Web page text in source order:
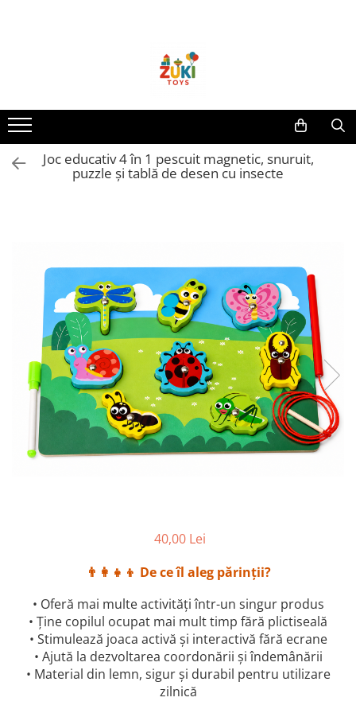
Pachete ZukiToys
Recomandari Zuki
Cadouri pentru Copii
Cadouri Aniversare
Cadouri sub 149 lei
Jucarii pe Varsta Copilului
0–12 luni
1–2 ani
2–3 ani
3–4 ani
4–6 ani
6–8 ani
Carti de Colorat & Activitati
Carti cu Apa & Reutilizabile
Camera Copilului
Balansoare & Covorase de Joaca
Carusele & Jucarii pentru Patut
Corturi & Spatii de Joaca
Depozitare & Organizare Jucarii
Joc educativ 4 în 1 pescuit magnetic, snuruit,
puzzle și tablă de desen cu insecte
40,00 Lei
👨‍👩‍👧‍👦 De ce îl aleg părinții?
• Oferă mai multe activități într-un singur produs
• Ține copilul ocupat mai mult timp fără plictiseală
• Stimulează joaca activă și interactivă fără ecrane
• Ajută la dezvoltarea coordonării și îndemânării
• Material din lemn, sigur și durabil pentru utilizare
zilnică